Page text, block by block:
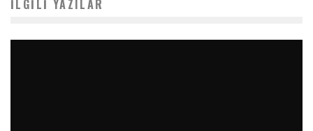
İLGILI YAZILAR